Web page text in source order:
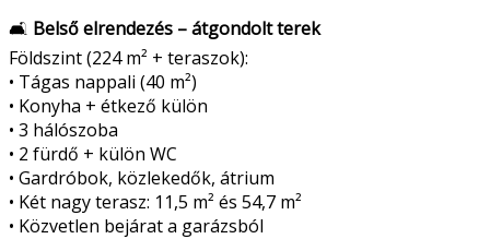
🛋 Belső elrendezés – átgondolt terek
Földszint (224 m² + teraszok):
• Tágas nappali (40 m²)
• Konyha + étkező külön
• 3 hálószoba
• 2 fürdő + külön WC
• Gardróbok, közlekedők, átrium
• Két nagy terasz: 11,5 m² és 54,7 m²
• Közvetlen bejárat a garázsból